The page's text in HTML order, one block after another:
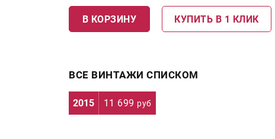
В КОРЗИНУ КУПИТЬ В 1 КЛИК
ВСЕ ВИНТАЖИ СПИСКОМ
2015 11 699 руб